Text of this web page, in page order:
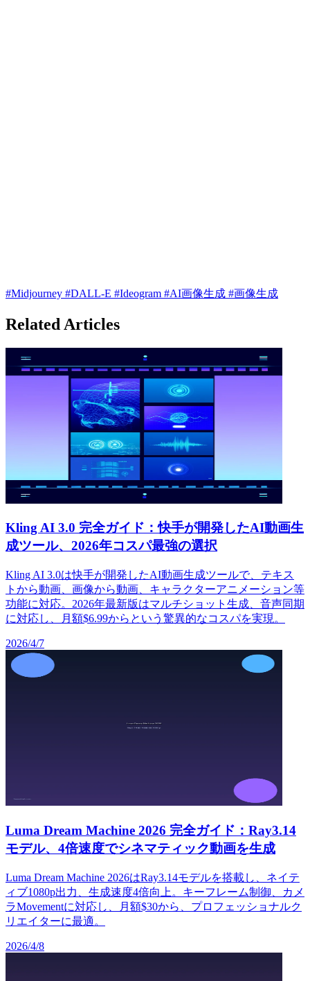
#Midjourney #DALL-E #Ideogram #AI画像生成 #画像生成
Related Articles
Kling AI 3.0 完全ガイド：快手が開発したAI動画生
成ツール、2026年コスパ最強の選択
Kling AI 3.0は快手が開発したAI動画生成ツールで、テキス
トから動画、画像から動画、キャラクターアニメーション等
功能に対応。2026年最新版はマルチショット生成、音声同期
に対応し、月額$6.99からという驚異的なコスパを実現。
2026/4/7
Luma Dream Machine 2026 完全ガイド：Ray3.14
モデル、4倍速度でシネマティック動画を生成
Luma Dream Machine 2026はRay3.14モデルを搭載し、ネイテ
ィブ1080p出力、生成速度4倍向上。キーフレーム制御、カメ
ラMovementに対応し、月額$30から、プロフェッショナルク
リエイターに最適。
2026/4/8